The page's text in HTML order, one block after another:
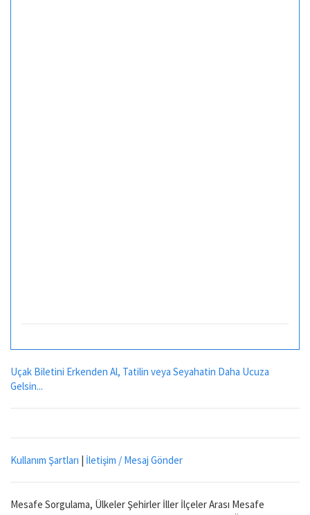
Uçak Biletini Erkenden Al, Tatilin veya Seyahatin Daha Ucuza
Gelsin...
Kullanım Şartları | İletişim / Mesaj Gönder
Mesafe Sorgulama, Ülkeler Şehirler İller İlçeler Arası Mesafe